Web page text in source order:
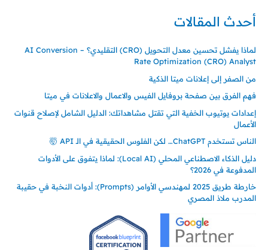
أحدث المقالات
لماذا يفشل تحسين معدل التحويل (CRO) التقليدي؟ – AI Conversion
Rate Optimization (CRO) Analyst
من الصفر إلى إعلانات ميتا الذكية
فهم الفرق بين صفحة بروفايل الفيس والاعمال والاعلانات في ميتا
إعدادات يوتيوب الخفية التي تقتل مشاهداتك: الدليل الشامل لإصلاح قنوات
الأعمال
الناس تستخدم ChatGPT… لكن الفلوس الحقيقية في الـ API 🤯
دليل الذكاء الاصطناعي المحلي (Local AI): لماذا يتفوق على الأدوات
المدفوعة في 2026؟
خارطة طريق 2025 لمهندسي الأوامر (Prompts): أدوات النخبة في حقيبة
المدرب ملاذ المصري